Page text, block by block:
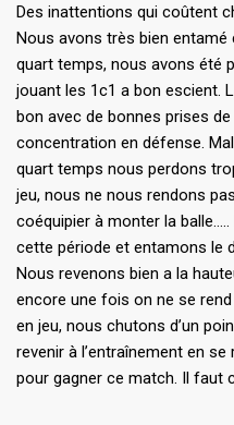
Des inattentions qui coûtent
Nous avons très bien
quart temps, nous avons été
jouant les 1c1 a bon escient.
bon avec de bonnes prises
concentration en défense.
quart temps nous perdons
jeu, nous ne nous rendons
coéquipier à monter la
cette période et entamons le
Nous revenons bien a la
encore une fois on ne se
en jeu, nous chutons d’un
revenir à l’entraînement en
pour gagner ce match. Il faut